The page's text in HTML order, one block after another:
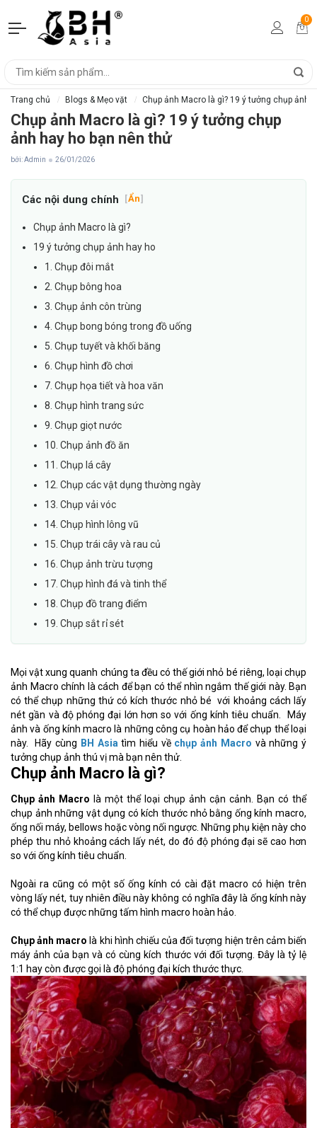
0
Trang chủ Blogs & Mẹo vặt Chụp ảnh Macro là gì? 19 ý tưởng chụp ảnh
Chụp ảnh Macro là gì? 19 ý tưởng chụp
ảnh hay ho bạn nên thử
bởi: Admin 26/01/2026
Các nội dung chính [Ẩn]
Chụp ảnh Macro là gì?
19 ý tưởng chụp ảnh hay ho
1. Chụp đôi mắt
2. Chụp bông hoa
3. Chụp ảnh côn trùng
4. Chụp bong bóng trong đồ uống
5. Chụp tuyết và khối băng
6. Chụp hình đồ chơi
7. Chụp họa tiết và hoa văn
8. Chụp hình trang sức
9. Chụp giọt nước
10. Chụp ảnh đồ ăn
11. Chụp lá cây
12. Chụp các vật dụng thường ngày
13. Chụp vải vóc
14. Chụp hình lông vũ
15. Chụp trái cây và rau củ
16. Chụp ảnh trừu tượng
17. Chụp hình đá và tinh thể
18. Chụp đồ trang điểm
19. Chụp sắt rỉ sét
Mọi vật xung quanh chúng ta đều có thế giới nhỏ bé riêng, loại chụp
ảnh Macro chính là cách để bạn có thể nhìn ngắm thế giới này. Bạn
có thể chụp những thứ có kích thước nhỏ bé với khoảng cách lấy
nét gần và độ phóng đại lớn hơn so với ống kính tiêu chuẩn. Máy
ảnh và ống kính macro là những công cụ hoàn hảo để chụp thể loại
này. Hãy cùng BH Asiatìm hiểu về chụp ảnh Macro và những ý
tưởng chụp ảnh thú vị mà bạn nên thử.
Chụp ảnh Macro là gì?
Chụp ảnh Macro là một thể loại chụp ảnh cận cảnh. Bạn có thể
chụp ảnh những vật dụng có kích thước nhỏ bằng ống kính macro,
ống nối máy, bellows hoặc vòng nối ngược. Những phụ kiện này cho
phép thu nhỏ khoảng cách lấy nét, do đó độ phóng đại sẽ cao hơn
so với ống kính tiêu chuẩn.
Ngoài ra cũng có một số ống kính có cài đặt macro có hiện trên
vòng lấy nét, tuy nhiên điều này không có nghĩa đây là ống kính này
có thể chụp được những tấm hình macro hoàn hảo.
Chụp ảnh macro là khi hình chiếu của đối tượng hiện trên cảm biến
máy ảnh của bạn và có cùng kích thước với đối tượng. Đây là tỷ lệ
1:1 hay còn được gọi là độ phóng đại kích thước thực.